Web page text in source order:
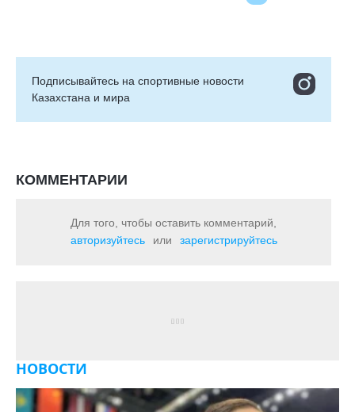
Подписывайтесь на cпортивные новости
Казахстана и мира
КОММЕНТАРИИ
Для того, чтобы оставить комментарий,
авторизуйтесь
или зарегистрируйтесь
НОВОСТИ